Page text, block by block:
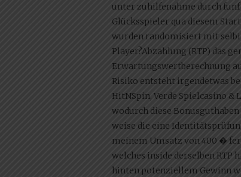
unter zuhilfenahme durch funf
Glücksspieler qua diesem
wurden randomisiert mit
Player?Abzahlung (RTP) das
Erwartungswertberechnung
Risiko entsteht irgendetwas
HitNSpin, Verde Spielcasino
wodurch diese
weise die eine
meinem Umsatz von 400 �
welches inside derselben
hinten potenziellem Gewinn